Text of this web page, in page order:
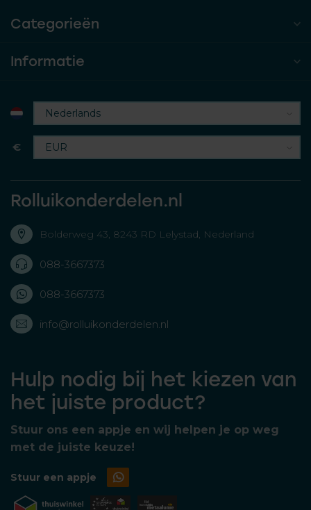
Categorieën
Informatie
€
Rolluikonderdelen.nl
Bolderweg 43, 8243 RD Lelystad, Nederland
088-3667373
088-3667373
info@rolluikonderdelen.nl
Hulp nodig bij het kiezen van
het juiste product?
Stuur ons een appje en wij helpen je op weg
met de juiste keuze!
Stuur een appje